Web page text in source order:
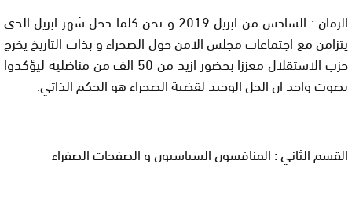
الزمان
: السادس من ابريل 2019 و نحن كلما دخل شهر ابريل الذي
يتزامن مع اجتماعات مجلس الامن حول الصحراء و بذات التاريخ يخرج
حزب الاستقلال معززا بحضور ازيد من 50 الف من مناضليه ليؤكدوا
بصوت واحد ان الحل الوحيد لقضية الصحراء هو الحكم الذاتي.
القسم الثاني : المنافسون السياسيون و الصفحات الصفراء